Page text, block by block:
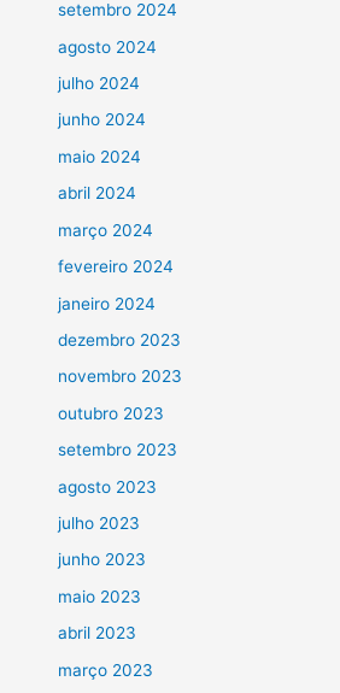
setembro 2024
agosto 2024
julho 2024
junho 2024
maio 2024
abril 2024
março 2024
fevereiro 2024
janeiro 2024
dezembro 2023
novembro 2023
outubro 2023
setembro 2023
agosto 2023
julho 2023
junho 2023
maio 2023
abril 2023
março 2023